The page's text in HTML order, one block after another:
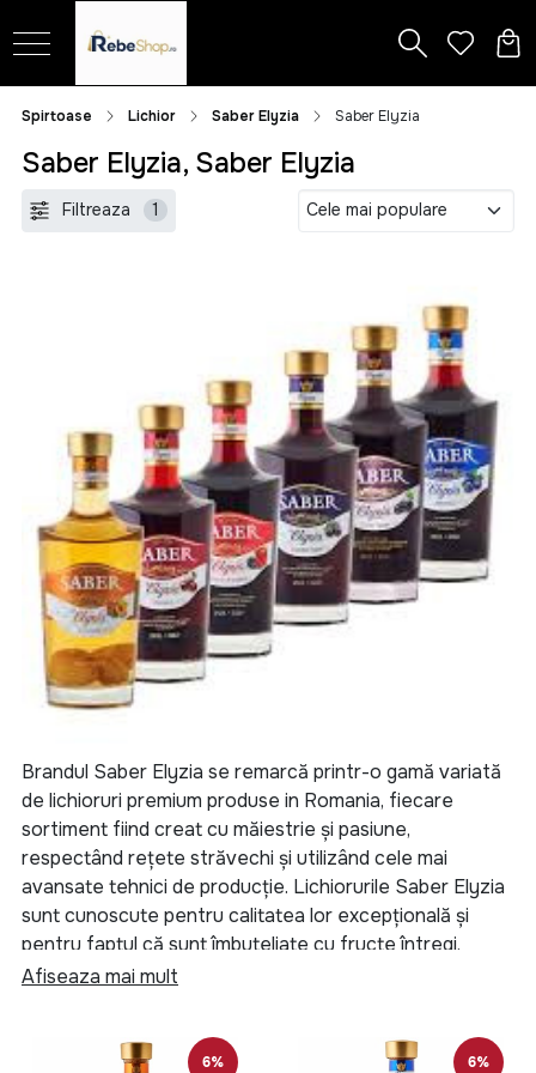
Spirtoase Lichior Saber Elyzia Saber Elyzia
Saber Elyzia, Saber Elyzia
Filtreaza 1
Brandul Saber Elyzia se remarcă printr-o gamă variată
de lichioruri premium produse in Romania, fiecare
sortiment fiind creat cu măiestrie și pasiune,
respectând rețete străvechi și utilizând cele mai
avansate tehnici de producție. Lichiorurile Saber Elyzia
sunt cunoscute pentru calitatea lor excepțională și
pentru faptul că sunt îmbuteliate cu fructe întregi,
conservate natural, ceea ce le conferă o aromă
Sortimentele de Lichior Saber Elyzia includ:
Afiseaza mai mult
6% 6%